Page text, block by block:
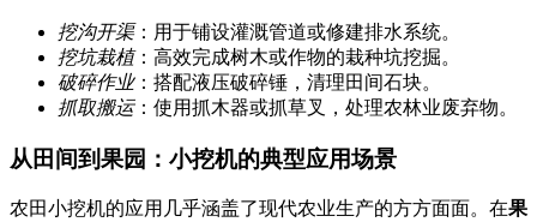
挖沟开渠：用于铺设灌溉管道或修建排水系统。
挖坑栽植：高效完成树木或作物的栽种坑挖掘。
破碎作业：搭配液压破碎锤，清理田间石块。
抓取搬运：使用抓木器或抓草叉，处理农林业废弃物。
从田间到果园：小挖机的典型应用场景
农田小挖机的应用几乎涵盖了现代农业生产的方方面面。在果